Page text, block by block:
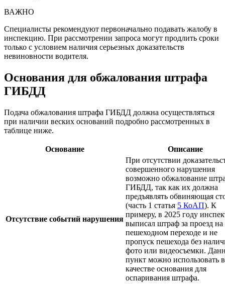
ВАЖНО
Специалисты рекомендуют первоначально подавать жалобу в
инспекцию. При рассмотрении запроса могут продлить сроки
только с условием наличия серьезных доказательств
невиновности водителя.
Основания для обжалования штрафа
ГИБДД
Подача обжалования штрафа ГИБДД должна осуществляться
при наличии веских оснований подробно рассмотренных в
таблице ниже.
Основание Описание
Отсутствие событий нарушения
При отсутствии
совершенного нарушения
возможно обжалование
ГИБДД, так как их должна
предъявлять обвиняющая
(часть 1 статья 5 КоАП). К
примеру, в 2025 году
выписал штраф за проезд на
пешеходном переходе и не
пропуск пешехода без
фото или видеосъемки.
пункт можно использовать в
качестве основания для
оспаривания штрафа.